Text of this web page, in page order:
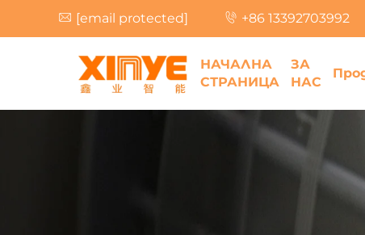
[email protected] +86 13392703992
НАЧАЛНА
СТРАНИЦА
ЗА
НАС